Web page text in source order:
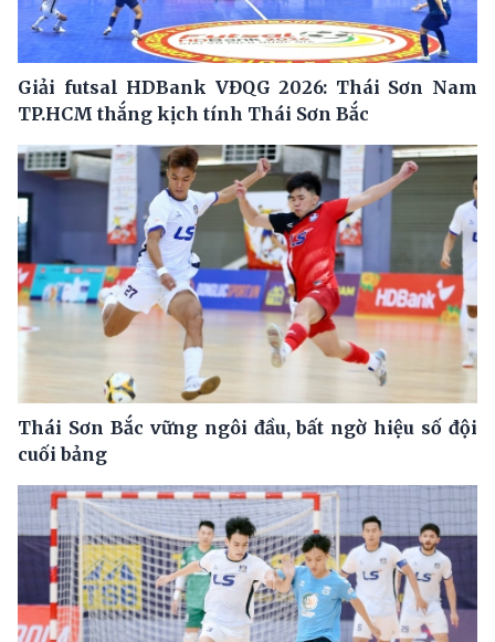
Giải futsal HDBank VĐQG 2026: Thái Sơn Nam
TP.HCM thắng kịch tính Thái Sơn Bắc
Thái Sơn Bắc vững ngôi đầu, bất ngờ hiệu số đội
cuối bảng